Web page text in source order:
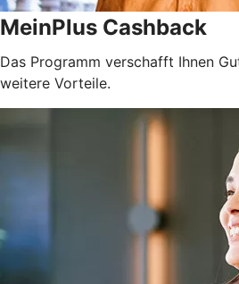
MeinPlus Cashback
Das Programm verschafft Ihnen
weitere Vorteile.